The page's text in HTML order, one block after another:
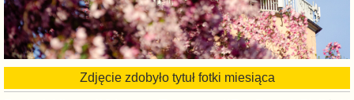
Zdjęcie zdobyło tytuł fotki miesiąca